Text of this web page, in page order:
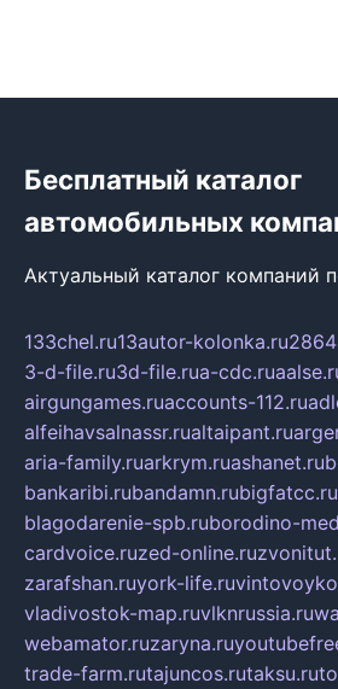
Бесплатный каталог
автомобильных
Актуальный каталог компаний
133chel.ru13autor-kolonka.ru
3-d-file.ru3d-file.rua-cdc.ru
airgungames.ruaccounts-112.ru
alfeihavsalnassr.rualtaipant.ru
aria-family.ruarkrym.ruashanet.ru
bankaribi.rubandamn.rubigfatcc.ru
blagodarenie-spb.ruborodino-
cardvoice.ruzed-online.ru
zarafshan.ruyork-life.ru
vladivostok-map.ruvlknrussia.ru
webamator.ruzaryna.ru
trade-farm.rutajuncos.rutaksu.ru